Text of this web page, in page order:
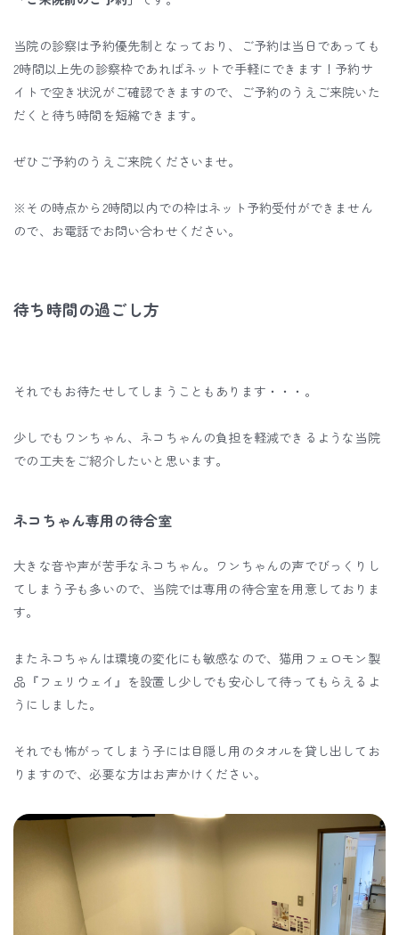
当院の診察は予約優先制となっており、ご予約は当日であっても
2時間以上先の診察枠であればネットで手軽にできます！予約サ
イトで空き状況がご確認できますので、ご予約のうえご来院いた
だくと待ち時間を短縮できます。
ぜひご予約のうえご来院くださいませ。
※その時点から2時間以内での枠はネット予約受付ができません
ので、お電話でお問い合わせください。
待ち時間の過ごし方
それでもお待たせしてしまうこともあります・・・。
少しでもワンちゃん、ネコちゃんの負担を軽減できるような当院
での工夫をご紹介したいと思います。
ネコちゃん専用の待合室
大きな音や声が苦手なネコちゃん。ワンちゃんの声でびっくりし
てしまう子も多いので、当院では専用の待合室を用意しておりま
す。
またネコちゃんは環境の変化にも敏感なので、猫用フェロモン製
品『フェリウェイ』を設置し少しでも安心して待ってもらえるよ
うにしました。
それでも怖がってしまう子には目隠し用のタオルを貸し出してお
りますので、必要な方はお声かけください。